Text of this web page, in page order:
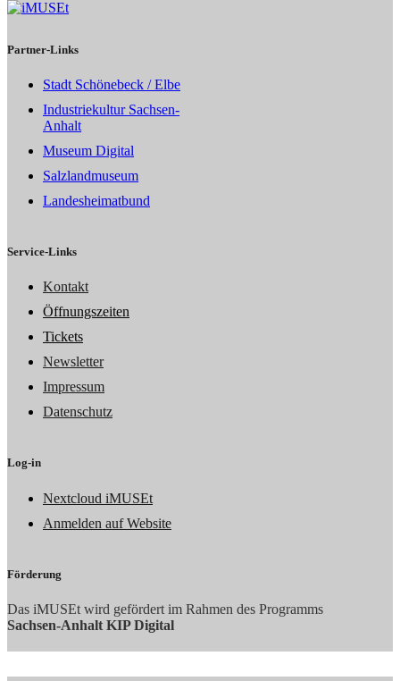
Partner-Links
Stadt Schönebeck / Elbe
Industriekultur Sachsen-
Anhalt
Museum Digital
Salzlandmuseum
Landesheimatbund
Service-Links
Kontakt
Öffnungszeiten
Tickets
Newsletter
Impressum
Datenschutz
Log-in
Nextcloud iMUSEt
Anmelden auf Website
Förderung
Das iMUSEt wird gefördert im Rahmen des Programms
Sachsen-Anhalt KIP Digital